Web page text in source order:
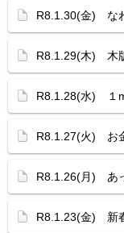
R8.1.30(金) な
R8.1.29(木) 木
R8.1.28(水) １
R8.1.27(火) お
R8.1.26(月) あ
R8.1.23(金) 新